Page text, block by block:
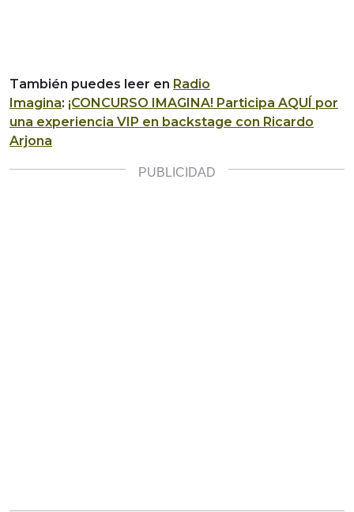
También puedes leer en Radio
Imagina: ¡CONCURSO IMAGINA! Participa AQUÍ por
una experiencia VIP en backstage con Ricardo
Arjona